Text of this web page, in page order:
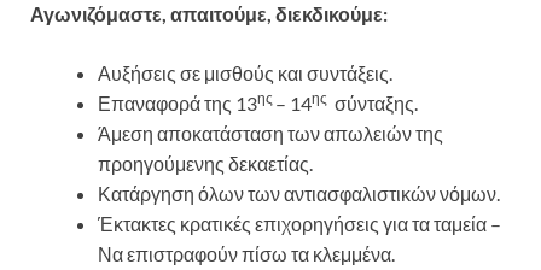
Αγωνιζόμαστε, απαιτούμε, διεκδικούμε:
Αυξήσεις σε μισθούς και συντάξεις.
Επαναφορά της 13ης – 14ης σύνταξης.
Άμεση αποκατάσταση των απωλειών της
προηγούμενης δεκαετίας.
Κατάργηση όλων των αντιασφαλιστικών νόμων.
Έκτακτες κρατικές επιχορηγήσεις για τα ταμεία –
Να επιστραφούν πίσω τα κλεμμένα.